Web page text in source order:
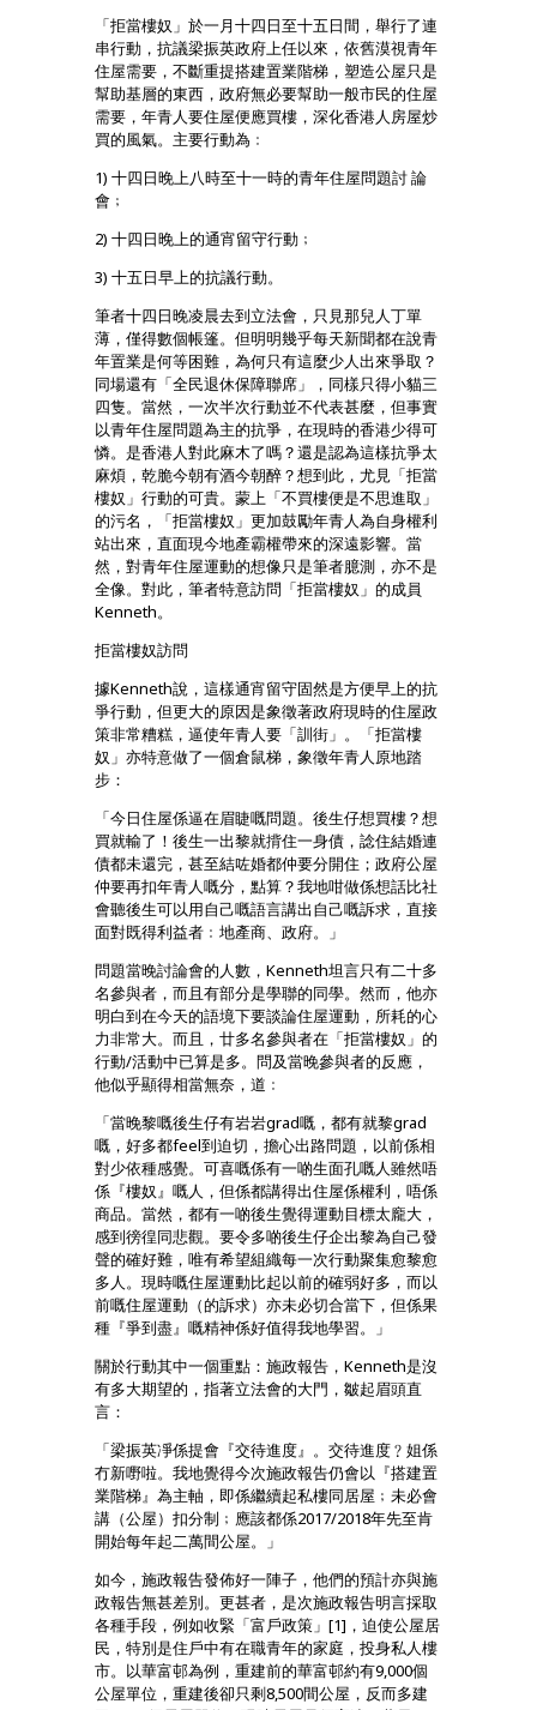
「拒當樓奴」於一月十四日至十五日間，舉行了連
串行動，抗議梁振英政府上任以來，依舊漠視青年
住屋需要，不斷重提搭建置業階梯，塑造公屋只是
幫助基層的東西，政府無必要幫助一般市民的住屋
需要，年青人要住屋便應買樓，深化香港人房屋炒
買的風氣。主要行動為﹕
1) 十四日晚上八時至十一時的青年住屋問題討 論
會﹔
2) 十四日晚上的通宵留守行動﹔
3) 十五日早上的抗議行動。
筆者十四日晚凌晨去到立法會，只見那兒人丁單
薄，僅得數個帳篷。但明明幾乎每天新聞都在說青
年置業是何等困難，為何只有這麼少人出來爭取？
同場還有「全民退休保障聯席」，同樣只得小貓三
四隻。當然，一次半次行動並不代表甚麼，但事實
以青年住屋問題為主的抗爭，在現時的香港少得可
憐。是香港人對此麻木了嗎？還是認為這樣抗爭太
麻煩，乾脆今朝有酒今朝醉？想到此，尤見「拒當
樓奴」行動的可貴。蒙上「不買樓便是不思進取」
的污名，「拒當樓奴」更加鼓勵年青人為自身權利
站出來，直面現今地產霸權帶來的深遠影響。當
然，對青年住屋運動的想像只是筆者臆測，亦不是
全像。對此，筆者特意訪問「拒當樓奴」的成員
Kenneth。
拒當樓奴訪問
據Kenneth說，這樣通宵留守固然是方便早上的抗
爭行動，但更大的原因是象徵著政府現時的住屋政
策非常糟糕，逼使年青人要「訓街」。「拒當樓
奴」亦特意做了一個倉鼠梯，象徵年青人原地踏
步：
「今日住屋係逼在眉睫嘅問題。後生仔想買樓？想
買就輸了！後生一出黎就揹住一身債，諗住結婚連
債都未還完，甚至結咗婚都仲要分開住；政府公屋
仲要再扣年青人嘅分，點算？我地咁做係想話比社
會聽後生可以用自己嘅語言講出自己嘅訴求，直接
面對既得利益者﹕地產商、政府。」
問題當晚討論會的人數，Kenneth坦言只有二十多
名參與者，而且有部分是學聯的同學。然而，他亦
明白到在今天的語境下要談論住屋運動，所耗的心
力非常大。而且，廿多名參與者在「拒當樓奴」的
行動/活動中已算是多。問及當晚參與者的反應，
他似乎顯得相當無奈，道﹕
「當晚黎嘅後生仔有岩岩grad嘅，都有就黎grad
嘅，好多都feel到迫切，擔心出路問題，以前係相
對少依種感覺。可喜嘅係有一啲生面孔嘅人雖然唔
係『樓奴』嘅人，但係都講得出住屋係權利，唔係
商品。當然，都有一啲後生覺得運動目標太龐大，
感到徬徨同悲觀。要令多啲後生仔企出黎為自己發
聲的確好難，唯有希望組織每一次行動聚集愈黎愈
多人。現時嘅住屋運動比起以前的確弱好多，而以
前嘅住屋運動（的訴求）亦未必切合當下，但係果
種『爭到盡』嘅精神係好值得我地學習。」
關於行動其中一個重點：施政報告，Kenneth是沒
有多大期望的，指著立法會的大門，皺起眉頭直
言：
「梁振英凈係提會『交待進度』。交待進度﹖姐係
冇新嘢啦。我地覺得今次施政報告仍會以『搭建置
業階梯』為主軸，即係繼續起私樓同居屋﹔未必會
講（公屋）扣分制﹔應該都係2017/2018年先至肯
開始每年起二萬間公屋。」
如今，施政報告發佈好一陣子，他們的預計亦與施
政報告無甚差別。更甚者，是次施政報告明言採取
各種手段，例如收緊「富戶政策」[1]，迫使公屋居
民，特別是住戶中有在職青年的家庭，投身私人樓
市。以華富邨為例，重建前的華富邨約有9,000個
公屋單位，重建後卻只剩8,500間公屋，反而多建